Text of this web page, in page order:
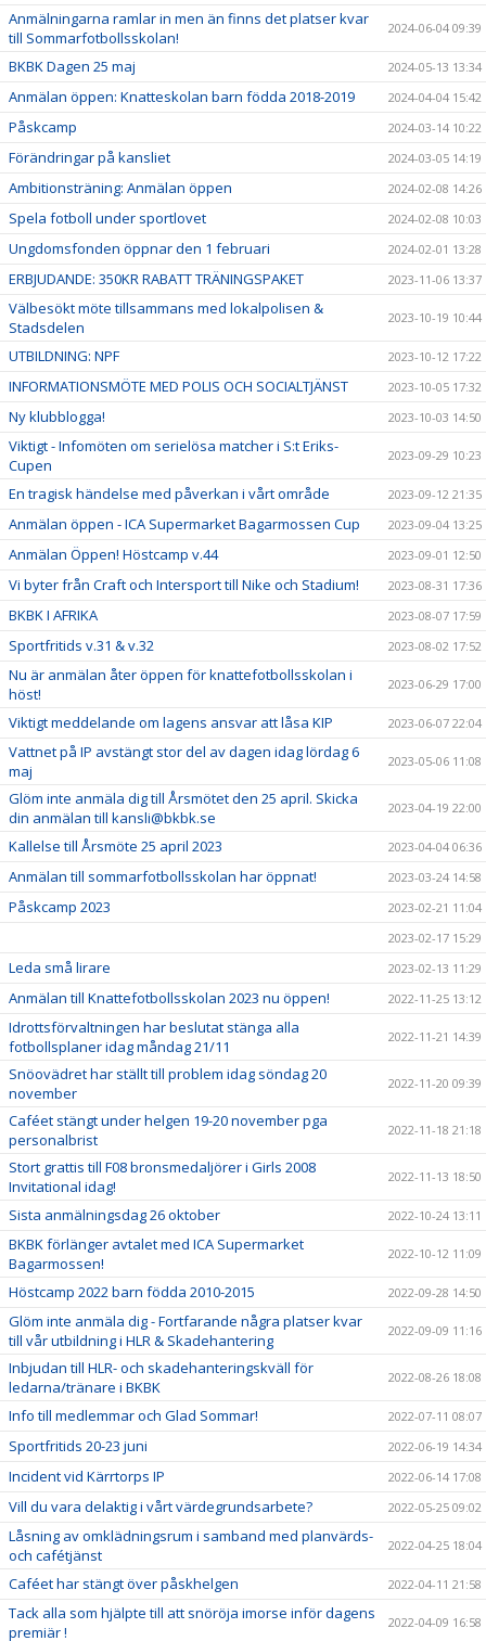
Anmälningarna ramlar in men än finns det platser kvar
till Sommarfotbollsskolan!
2024-06-04 09:39
BKBK Dagen 25 maj 2024-05-13 13:34
Anmälan öppen: Knatteskolan barn födda 2018-2019 2024-04-04 15:42
Påskcamp 2024-03-14 10:22
Förändringar på kansliet 2024-03-05 14:19
Ambitionsträning: Anmälan öppen 2024-02-08 14:26
Spela fotboll under sportlovet 2024-02-08 10:03
Ungdomsfonden öppnar den 1 februari 2024-02-01 13:28
ERBJUDANDE: 350KR RABATT TRÄNINGSPAKET 2023-11-06 13:37
Välbesökt möte tillsammans med lokalpolisen &
Stadsdelen
2023-10-19 10:44
UTBILDNING: NPF 2023-10-12 17:22
INFORMATIONSMÖTE MED POLIS OCH SOCIALTJÄNST 2023-10-05 17:32
Ny klubblogga! 2023-10-03 14:50
Viktigt - Infomöten om serielösa matcher i S:t Eriks-
Cupen
2023-09-29 10:23
En tragisk händelse med påverkan i vårt område 2023-09-12 21:35
Anmälan öppen - ICA Supermarket Bagarmossen Cup 2023-09-04 13:25
Anmälan Öppen! Höstcamp v.44 2023-09-01 12:50
Vi byter från Craft och Intersport till Nike och Stadium! 2023-08-31 17:36
BKBK I AFRIKA 2023-08-07 17:59
Sportfritids v.31 & v.32 2023-08-02 17:52
Nu är anmälan åter öppen för knattefotbollsskolan i
höst!
2023-06-29 17:00
Viktigt meddelande om lagens ansvar att låsa KIP 2023-06-07 22:04
Vattnet på IP avstängt stor del av dagen idag lördag 6
maj
2023-05-06 11:08
Glöm inte anmäla dig till Årsmötet den 25 april. Skicka
din anmälan till kansli@bkbk.se
2023-04-19 22:00
Kallelse till Årsmöte 25 april 2023 2023-04-04 06:36
Anmälan till sommarfotbollsskolan har öppnat! 2023-03-24 14:58
Påskcamp 2023
2023-02-21 11:04
2023-02-17 15:29
Leda små lirare 2023-02-13 11:29
Anmälan till Knattefotbollsskolan 2023 nu öppen! 2022-11-25 13:12
Idrottsförvaltningen har beslutat stänga alla
fotbollsplaner idag måndag 21/11
2022-11-21 14:39
Snöovädret har ställt till problem idag söndag 20
november
2022-11-20 09:39
Caféet stängt under helgen 19-20 november pga
personalbrist
2022-11-18 21:18
Stort grattis till F08 bronsmedaljörer i Girls 2008
Invitational idag!
2022-11-13 18:50
Sista anmälningsdag 26 oktober 2022-10-24 13:11
BKBK förlänger avtalet med ICA Supermarket
Bagarmossen!
2022-10-12 11:09
Höstcamp 2022 barn födda 2010-2015 2022-09-28 14:50
Glöm inte anmäla dig - Fortfarande några platser kvar
till vår utbildning i HLR & Skadehantering
2022-09-09 11:16
Inbjudan till HLR- och skadehanteringskväll för
ledarna/tränare i BKBK
2022-08-26 18:08
Info till medlemmar och Glad Sommar! 2022-07-11 08:07
Sportfritids 20-23 juni 2022-06-19 14:34
Incident vid Kärrtorps IP 2022-06-14 17:08
Vill du vara delaktig i vårt värdegrundsarbete? 2022-05-25 09:02
Låsning av omklädningsrum i samband med planvärds-
och cafétjänst
2022-04-25 18:04
Caféet har stängt över påskhelgen 2022-04-11 21:58
Tack alla som hjälpte till att snöröja imorse inför dagens
premiär !
2022-04-09 16:58